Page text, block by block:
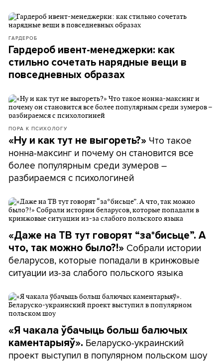
ГАРДЕРОБ
Гардероб ивент-менеджерки: как
стильно сочетать нарядные вещи в
повседневных образах
ПОРА К ПСИХОЛОГУ
«Ну и как тут не выгореть?» Что такое
нонна-максинг и почему он становится все
более популярным среди зумеров –
разбираемся с психологиней
«Даже на ТВ тут говорят “за*бисьце”. А
что, так можно было?!» Собрали истории
беларусов, которые попадали в кринжовые
ситуации из-за слабого польского языка
«Я чакала ўбачыць больш балючых
каментарыяў». Беларуско-украинский
проект выступил в популярном польском шоу